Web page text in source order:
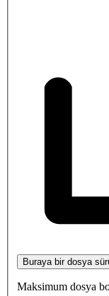
Buraya bir dosya
Maksimum dosya